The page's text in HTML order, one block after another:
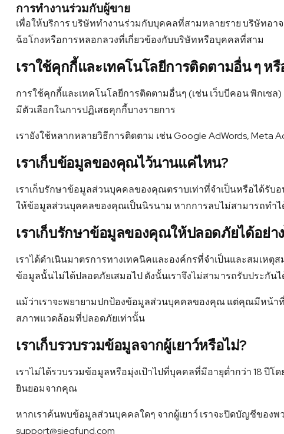
การทำงานร่วมกับผู้ขาย
เพื่อให้บริการ บริษัททำงานร่วมกับบุคคลที่สามหลายราย บริษัทอ
ฉ้อโกงหรือการหลอกลวงที่เกี่ยวข้องกับบริษัทหรือบุคคลที่สาม
เราใช้คุกกี้และเทคโนโลยีการติดตามอื่น ๆ หรื
การใช้คุกกี้และเทคโนโลยีการติดตามอื่นๆ (เช่น เว็บบีคอน พิกเซล
มีตัวเลือกในการปฏิเสธคุกกี้บางรายการ
เรายังใช้หลากหลายวิธีการติดตาม เช่น Google AdWords, Meta
เราเก็บข้อมูลของคุณไว้นานแค่ไหน?
เราเก็บรักษาข้อมูลส่วนบุคคลของคุณตราบเท่าที่จําเป็นหรือได้รั
ให้ข้อมูลส่วนบุคคลของคุณเป็นนิรนาม หากการลบไม่สามารถทําไ
เราเก็บรักษาข้อมูลของคุณให้ปลอดภัยได้อย่า
เราได้ดำเนินมาตรการทางเทคนิคและองค์กรที่จำเป็นและสมเห
ข้อมูลนั้นไม่ได้ปลอดภัยเสมอไป ดังนั้นเราจึงไม่สามารถรับประกั
แม้ว่าเราจะพยายามปกป้องข้อมูลส่วนบุคคลของคุณ แต่คุณมีหน้า
สภาพแวดล้อมที่ปลอดภัยเท่านั้น
เราเก็บรวบรวมข้อมูลจากผู้เยาว์หรือไม่?
เราไม่ได้รวบรวมข้อมูลหรือมุ่งเป้าไปที่บุคคลที่มีอายุต่ำกว่า 18 ปีโ
ยินยอมจากคุณ
หากเราค้นพบข้อมูลส่วนบุคคลใดๆ จากผู้เยาว์ เราจะปิดบัญชีของ
support@siegfund.com